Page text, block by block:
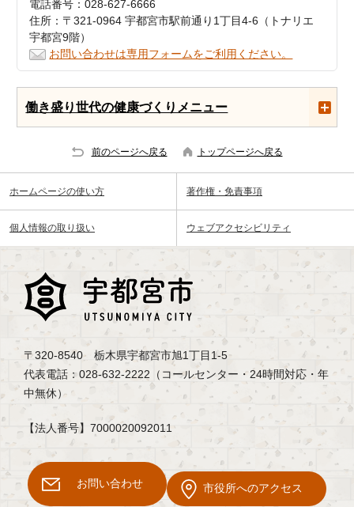
電話番号：028-627-6666
住所：〒321-0964 宇都宮市駅前通り1丁目4-6（トナリエ
宇都宮9階）
お問い合わせは専用フォームをご利用ください。
働き盛り世代の健康づくりメニュー
前のページへ戻る トップページへ戻る
ホームページの使い方 著作権・免責事項
個人情報の取り扱い ウェブアクセシビリティ
〒320-8540 栃木県宇都宮市旭1丁目1-5
代表電話：028-632-2222（コールセンター・24時間対応・年
中無休）
【法人番号】7000020092011
お問い合わせ 市役所へのアクセス